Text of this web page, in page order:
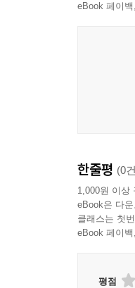
eBook 페이
한줄평 (0
1,000원 이상
eBook은 다
클래스는 첫
eBook 페이
평점